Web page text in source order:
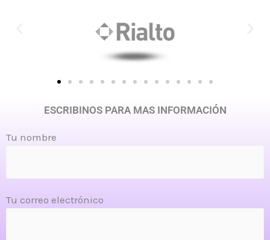
ESCRIBINOS PARA MAS INFORMACIÓN
Tu nombre
Tu correo electrónico